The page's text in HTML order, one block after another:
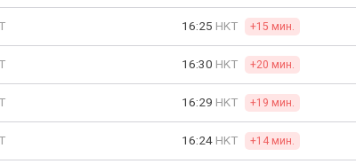
16:25 HKT +15 мин.
16:30 HKT +20 мин.
16:29 HKT +19 мин.
16:24 HKT +14 мин.